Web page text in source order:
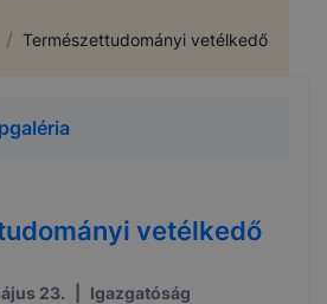
/ Természettudományi vetélkedő
vetélkedő
23. Igazgatóság